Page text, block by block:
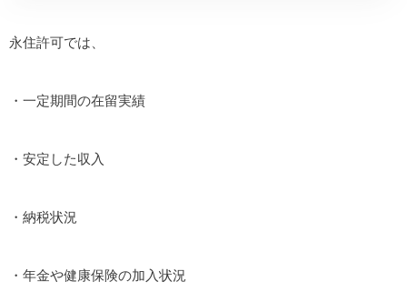
永住許可では、
・一定期間の在留実績
・安定した収入
・納税状況
・年金や健康保険の加入状況